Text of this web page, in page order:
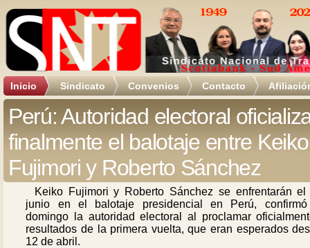
Inicio Sindicato Convenios Contacto
Perú: Autoridad electoral
finalmente el balotaje entre Keiko
Fujimori y Roberto Sánchez
Keiko Fujimori y Roberto Sánchez se enfrentarán
junio en el balotaje presidencial en Perú,
domingo la autoridad electoral al proclamar
resultados de la primera vuelta, que eran esperados
12 de abril.